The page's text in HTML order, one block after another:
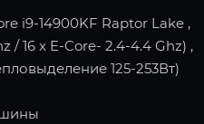
i9-14900KF Raptor Lake ,
/ 16 x E-Core- 2.4-4.4 Ghz) ,
125-253Вт)